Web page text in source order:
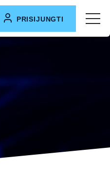
PRISIJUNGTI